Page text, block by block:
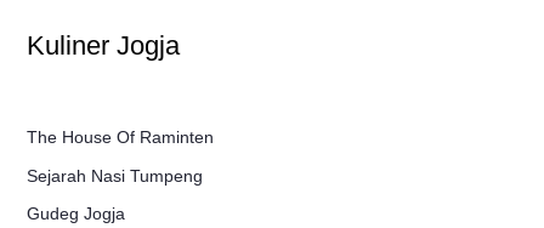
Kuliner Jogja
The House Of Raminten
Sejarah Nasi Tumpeng
Gudeg Jogja